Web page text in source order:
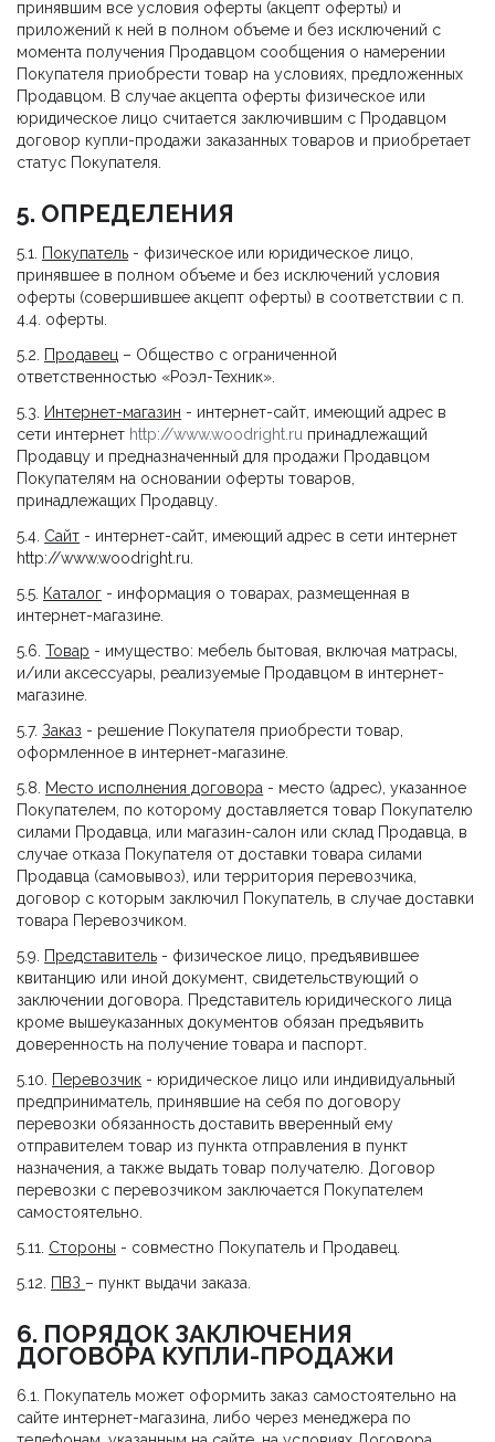
принявшим все условия оферты (акцепт оферты) и
приложений к ней в полном объеме и без исключений с
момента получения Продавцом сообщения о намерении
Покупателя приобрести товар на условиях, предложенных
Продавцом. В случае акцепта оферты физическое или
юридическое лицо считается заключившим с Продавцом
договор купли-продажи заказанных товаров и приобретает
статус Покупателя.
5. ОПРЕДЕЛЕНИЯ
5.1. Покупатель - физическое или юридическое лицо,
принявшее в полном объеме и без исключений условия
оферты (совершившее акцепт оферты) в соответствии с п.
4.4. оферты.
5.2.
Продавец – Общество с ограниченной
ответственностью «Роэл-Техник».
5.3.
Интернет-магазин - интернет-сайт, имеющий адрес в
сети интернет http://www.woodright.ru принадлежащий
Продавцу и предназначенный для продажи Продавцом
Покупателям на основании оферты товаров,
принадлежащих Продавцу.
5.4. Сайт - интернет-сайт, имеющий адрес в сети интернет
http://www.woodright.ru.
5.5. Каталог - информация о товарах, размещенная в
интернет-магазине.
5.6.Товар - имущество: мебель бытовая, включая матрасы,
и/или аксессуары, реализуемые Продавцом в интернет-
магазине.
5.7. Заказ - решение Покупателя приобрести товар,
оформленное в интернет-магазине.
5.8.
Место исполнения договора - место (адрес), указанное
Покупателем, по которому доставляется товар Покупателю
силами Продавца, или магазин-салон или склад Продавца, в
случае отказа Покупателя от доставки товара силами
Продавца (самовывоз), или территория перевозчика,
договор с которым заключил Покупатель, в случае доставки
товара Перевозчиком.
5.9.
Представитель - физическое лицо, предъявившее
квитанцию или иной документ, свидетельствующий о
заключении договора. Представитель юридического лица
кроме вышеуказанных документов обязан предъявить
доверенность на получение товара и паспорт.
5.10.
Перевозчик - юридическое лицо или индивидуальный
предприниматель, принявшие на себя по договору
перевозки обязанность доставить вверенный ему
отправителем товар из пункта отправления в пункт
назначения, а также выдать товар получателю. Договор
перевозки с перевозчиком заключается Покупателем
самостоятельно.
5.11. Стороны - совместно Покупатель и Продавец.
5.12.
ПВЗ – пункт выдачи заказа.
6. ПОРЯДОК ЗАКЛЮЧЕНИЯ
ДОГОВОРА КУПЛИ-ПРОДАЖИ
6.1. Покупатель может оформить заказ самостоятельно на
сайте интернет-магазина, либо через менеджера по